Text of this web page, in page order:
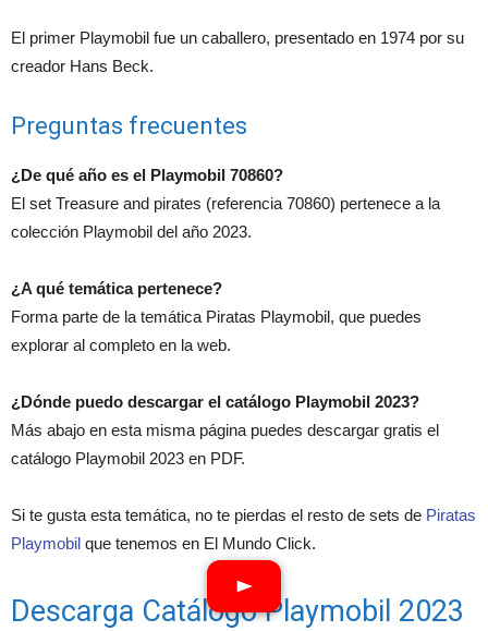
El primer Playmobil fue un caballero, presentado en 1974 por su
creador Hans Beck.
Preguntas frecuentes
¿De qué año es el Playmobil 70860?
El set Treasure and pirates (referencia 70860) pertenece a la
colección Playmobil del año 2023.
¿A qué temática pertenece?
Forma parte de la temática Piratas Playmobil, que puedes
explorar al completo en la web.
¿Dónde puedo descargar el catálogo Playmobil 2023?
Más abajo en esta misma página puedes descargar gratis el
catálogo Playmobil 2023 en PDF.
Si te gusta esta temática, no te pierdas el resto de sets de Piratas
Playmobil que tenemos en El Mundo Click.
Descarga Catálogo Playmobil 2023